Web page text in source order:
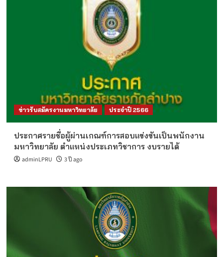
ข่าวรับสมัครงานมหาวิทยาลัย ประจำปี 2566
ประกาศรายชื่อผู้ผ่านเกณฑ์การสอบแข่งขันเป็นพนักงาน
มหาวิทยาลัย ตำแหน่งประเภทวิชาการ งบรายได้
adminLPRU 3 ปี ago